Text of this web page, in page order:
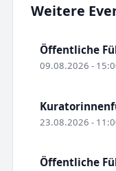
Weitere
Öffentliche
09.08.2026 -
23.08.2026 -
Öffentliche